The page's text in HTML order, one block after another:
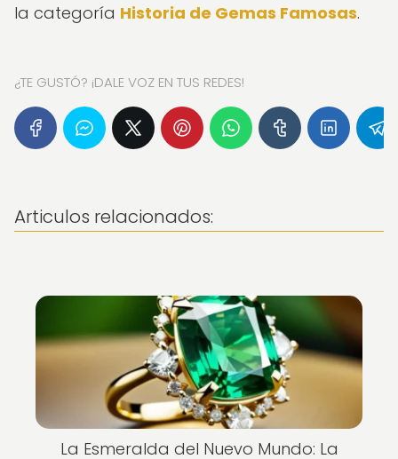
la categoría Historia de Gemas Famosas.
¿TE GUSTÓ? ¡DALE VOZ EN TUS REDES!
Articulos relacionados:
La Esmeralda del Nuevo Mundo: La